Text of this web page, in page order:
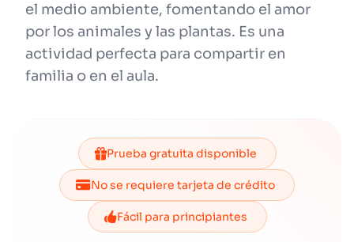
el medio ambiente, fomentando el amor
por los animales y las plantas. Es una
actividad perfecta para compartir en
familia o en el aula.
Prueba gratuita disponible
No se requiere tarjeta de crédito
Fácil para principiantes